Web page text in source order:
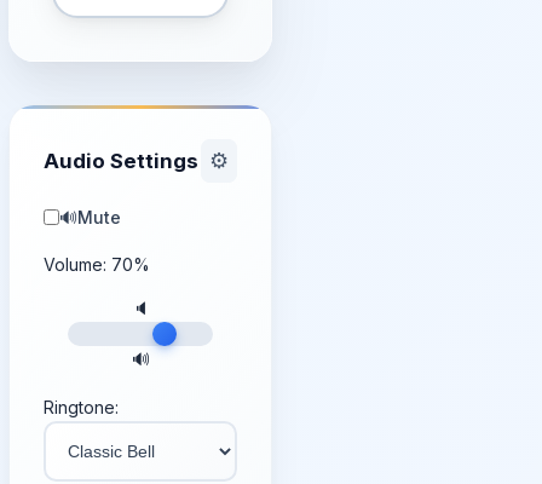
Audio Settings ⚙️
🔊Mute
Volume: 70%
🔈
🔊
Ringtone: